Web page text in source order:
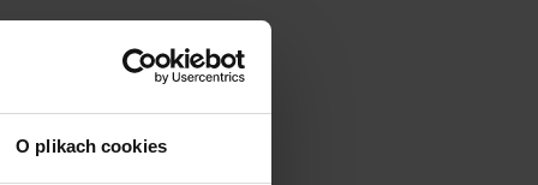
O plikach cookies